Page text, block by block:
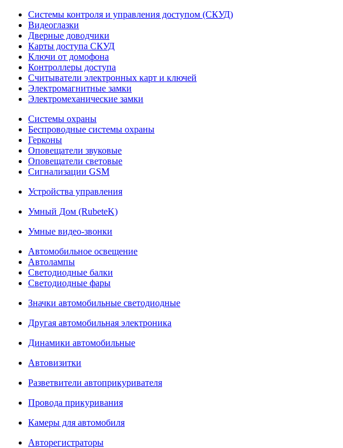
Системы контроля и управления доступом (СКУД)
Видеоглазки
Дверные доводчики
Карты доступа СКУД
Ключи от домофона
Контроллеры доступа
Считыватели электронных карт и ключей
Электромагнитные замки
Электромеханические замки
Системы охраны
Беспроводные системы охраны
Герконы
Оповещатели звуковые
Оповещатели световые
Сигнализации GSM
Устройства управления
Умный Дом (RubeteK)
Умные видео-звонки
Автомобильное освещение
Автолампы
Светодиодные балки
Светодиодные фары
Значки автомобильные светодиодные
Другая автомобильная электроника
Динамики автомобильные
Автовизитки
Разветвители автоприкуривателя
Провода прикуривания
Камеры для автомобиля
Авторегистраторы